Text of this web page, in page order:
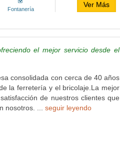
Fontanería
Ver Más
el mejor servicio desde el
consolidada con cerca de 40 años
la ferretería y el bricolaje.La mejor
de nuestros clientes que
nosotros. ... seguir leyendo